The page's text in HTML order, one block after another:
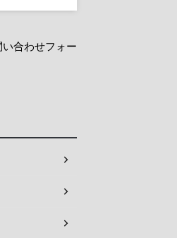
合わせフォー